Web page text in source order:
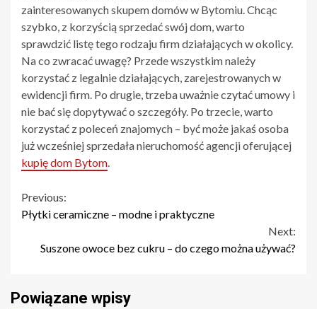
zainteresowanych skupem domów w Bytomiu. Chcąc
szybko, z korzyścią sprzedać swój dom, warto
sprawdzić listę tego rodzaju firm działających w okolicy.
Na co zwracać uwagę? Przede wszystkim należy
korzystać z legalnie działających, zarejestrowanych w
ewidencji firm. Po drugie, trzeba uważnie czytać umowy i
nie bać się dopytywać o szczegóły. Po trzecie, warto
korzystać z poleceń znajomych – być może jakaś osoba
już wcześniej sprzedała nieruchomość agencji oferującej
kupię dom Bytom.
Continue
Previous:
Płytki ceramiczne – modne i praktyczne
Next:
Suszone owoce bez cukru – do czego można używać?
Powiązane wpisy